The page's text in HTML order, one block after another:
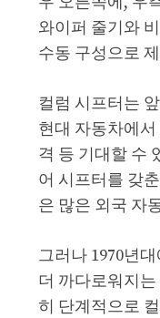
와이퍼 줄기와
수동 구성으로
컬럼 시프터는
현대 자동차에
격 등 기대할 수
어 시프터를 갖
은 많은 외국 자
그러나 1970년
더 까다로워지
히 단계적으로